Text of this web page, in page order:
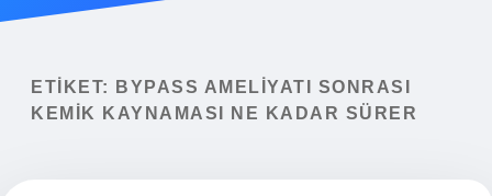
Yasal Uyarı
ETIKET:
BYPASS AMELIYATI SONRASI
KEMIK KAYNAMASI NE KADAR SÜRER